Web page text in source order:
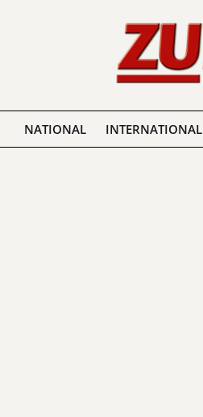
NATIONAL INTERNATIONAL